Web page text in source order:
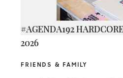
#AGENDA192
2026
FRIENDS & FAMILY